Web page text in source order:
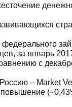
за январь
с
– Market
повышение